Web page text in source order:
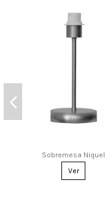
Sobremesa Niquel
Ver